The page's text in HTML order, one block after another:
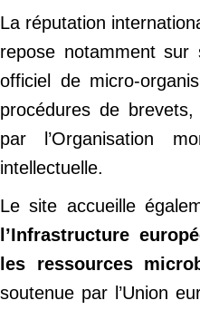
La réputation
repose notamment sur
officiel de micro-
procédures de
par l’Organisation
intellectuelle.
Le site accueille
l’Infrastructure
les ressources
soutenue par l’Union